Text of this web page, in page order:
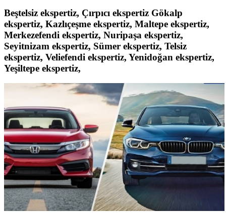
Beştelsiz ekspertiz, Çırpıcı ekspertiz Gökalp
ekspertiz, Kazlıçeşme ekspertiz, Maltepe ekspertiz,
Merkezefendi ekspertiz, Nuripaşa ekspertiz,
Seyitnizam ekspertiz, Sümer ekspertiz, Telsiz
ekspertiz, Veliefendi ekspertiz, Yenidoğan ekspertiz,
Yeşiltepe ekspertiz,